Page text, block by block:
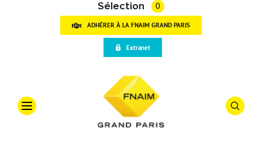
Qui sommes-nous
Sélection 0
ADHÉRER À LA FNAIM GRAND PARIS
Extranet
Offre
Vente